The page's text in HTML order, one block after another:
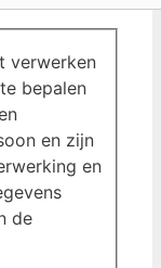
verwerken
bepalen
en zijn
en
de